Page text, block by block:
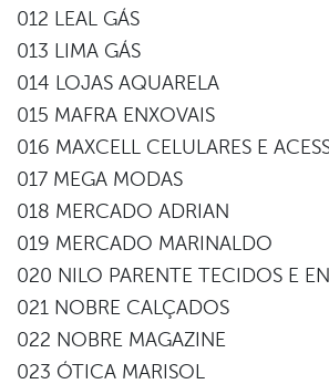
012 LEAL GÁS
013 LIMA GÁS
014 LOJAS AQUARELA
015 MAFRA ENXOVAIS
016 MAXCELL CELULARES E
017 MEGA MODAS
018 MERCADO ADRIAN
019 MERCADO MARINALDO
020 NILO PARENTE TECIDOS E
021 NOBRE CALÇADOS
022 NOBRE MAGAZINE
023 ÓTICA MARISOL